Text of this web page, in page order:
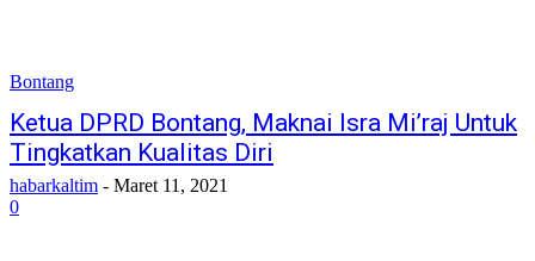
Bontang
Ketua DPRD Bontang, Maknai Isra Mi’raj Untuk
Tingkatkan Kualitas Diri
habarkaltim - Maret 11, 2021
0